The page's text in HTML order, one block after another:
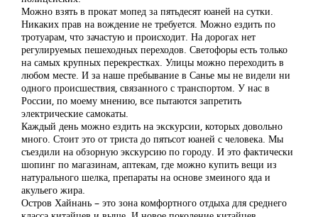
Можно взять в прокат мопед за пятьдесят юаней на сутки.
Никаких прав на вождение не требуется. Можно ездить по
тротуарам, что зачастую и происходит. На дорогах нет
регулируемых пешеходных переходов. Светофоры есть только
на самых крупных перекрестках. Улицы можно переходить в
любом месте. И за наше пребывание в Санье мы не видели ни
одного происшествия, связанного с транспортом. У нас в
России, по моему мнению, все пытаются запретить
электрические самокаты.
Каждый день можно ездить на экскурсии, которых довольно
много. Стоит это от триста до пятьсот юаней с человека. Мы
съездили на обзорную экскурсию по городу. И это фактически
шопинг по магазинам, аптекам, где можно купить вещи из
натурального шелка, препараты на основе змеиного яда и
акульего жира.
Остров Хайнань – это зона комфортного отдыха для среднего